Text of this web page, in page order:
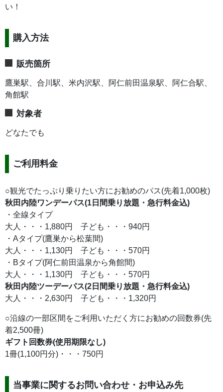
い！
購入方法
販売箇所
鷹巣駅、合川駅、米内沢駅、阿仁前田温泉駅、阿仁合駅、
角館駅
対象者
どなたでも
ご利用料金
○観光でたっぷり乗りたい方にお勧めのパス(先着1,000枚)
秋田内陸ワンデーパス(1日間乗り放題・急行料金込)
・全線タイプ
大人・・・1,880円 子ども・・・940円
・Aタイプ(鷹巣から松葉間)
大人・・・1,130円 子ども・・・570円
・Bタイプ(阿仁前田温泉から角館間)
大人・・・1,130円 子ども・・・570円
秋田内陸ツーデーパス(2日間乗り放題・急行料金込)
大人・・・2,630円 子ども・・・1,320円
○沿線の一部区間をご利用いただく方にお勧めの回数券(先
着2,500冊)
ギフト回数券(使用期限なし)
1冊(1,100円分)・・・750円
当事業に関するお問い合わせ・お申込み先